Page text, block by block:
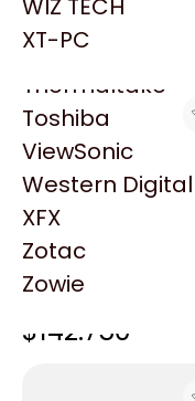
Sentey
Solarmax
Thermaltake
Toshiba
ViewSonic
Western Digital
XFX
Zotac
Zowie
WIZ TECH
XT-PC
WATER COOLER ASUS
$158.877
WATER COOLER ASUS
$142.750